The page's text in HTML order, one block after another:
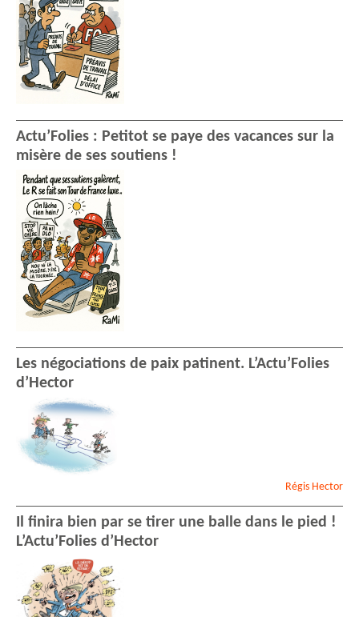
Actu’Folies : Petitot se paye des vacances sur la
misère de ses soutiens !
Les négociations de paix patinent. L’Actu’Folies
d’Hector
Régis Hector
Il finira bien par se tirer une balle dans le pied !
L’Actu’Folies d’Hector